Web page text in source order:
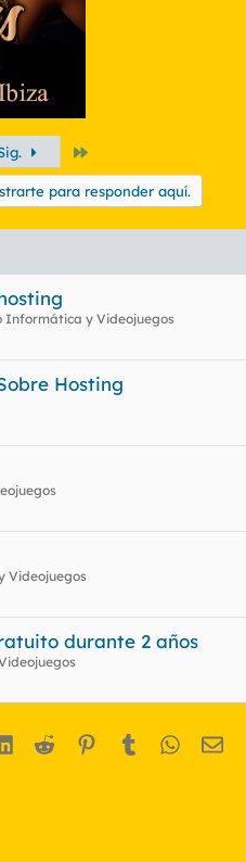
para responder aquí.
Informática y Videojuegos
Hosting
Videojuegos
durante 2 años
LinkedIn
Reddit Pinterest
Tumblr